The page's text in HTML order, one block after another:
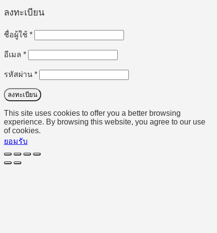
ลงทะเบียน
ชื่อผู้ใช้ *ต้องการ
อีเมล *ต้องการ
รหัสผ่าน *ต้องการ
ลงทะเบียน
This site uses cookies to offer you a better browsing
experience. By browsing this website, you agree to our use
of cookies.
ยอมรับ